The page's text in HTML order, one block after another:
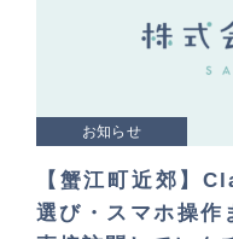
お知らせ
【蟹江町近郊】
選び・スマホ操作